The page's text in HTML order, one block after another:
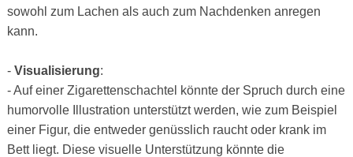
sowohl zum Lachen als auch zum Nachdenken anregen
kann.
- Visualisierung:
- Auf einer Zigarettenschachtel könnte der Spruch durch eine
humorvolle Illustration unterstützt werden, wie zum Beispiel
einer Figur, die entweder genüsslich raucht oder krank im
Bett liegt. Diese visuelle Unterstützung könnte die